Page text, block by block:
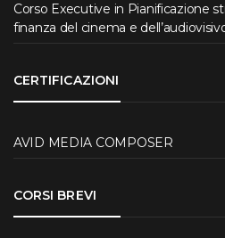
Corso Executive in Pianificazione
finanza del cinema e
CERTIFICAZIONI
AVID MEDIA COMPOSER
CORSI BREVI